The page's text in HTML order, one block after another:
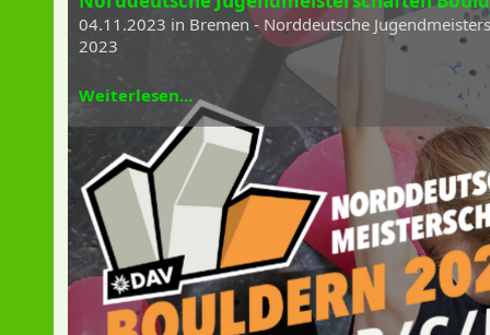
04.11.2023 in Bremen - Norddeutsche
2023
Weiterlesen...